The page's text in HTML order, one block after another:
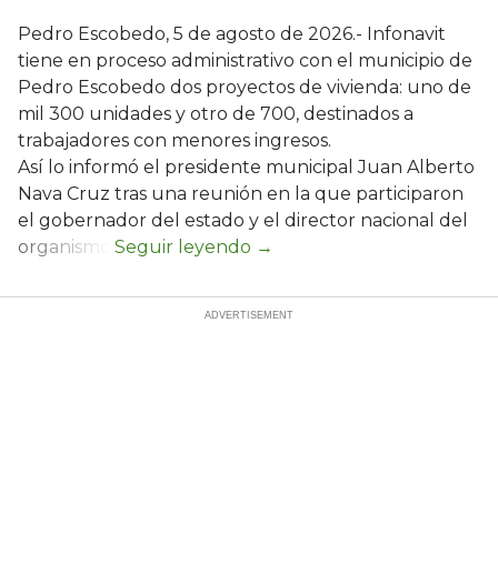
Pedro Escobedo, 5 de agosto de 2026.- Infonavit
tiene en proceso administrativo con el municipio de
Pedro Escobedo dos proyectos de vivienda: uno de
mil 300 unidades y otro de 700, destinados a
trabajadores con menores ingresos.
Así lo informó el presidente municipal Juan Alberto
Nava Cruz tras una reunión en la que participaron
el gobernador del estado y el director nacional del
organismo.